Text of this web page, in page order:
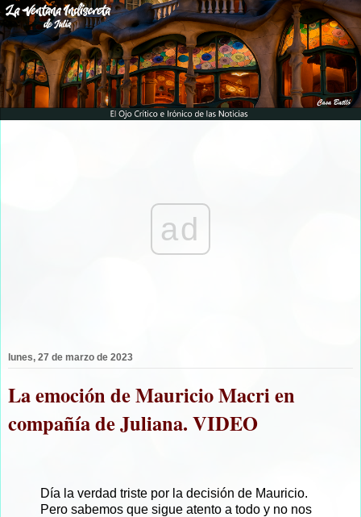
ad
lunes, 27 de marzo de 2023
La emoción de Mauricio Macri en
compañía de Juliana. VIDEO
Día la verdad triste por la decisión de Mauricio.
Pero sabemos que sigue atento a todo y no nos